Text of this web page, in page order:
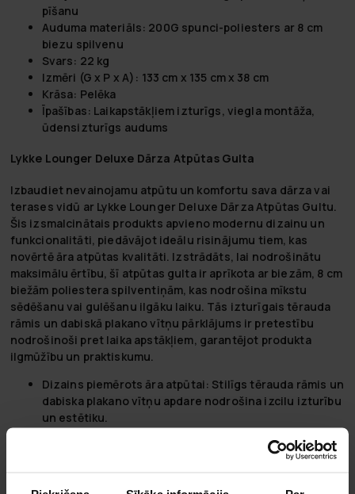
pīšanu
Auduma materiāls: 200G spunci-poliesters ar 8 cm
biezu spilvenu
Svars: 22 kg
Izmēri (G x P x A): 133 cm x 135 cm x 38 cm
Krāsa: Pelēka
Īpašības: Laikapstākļiem izturīgs, viegla montāža,
ūdensizturīgs audums
Lykke Lounger Deluxe Dārza Atpūtas Gulta
Izbaudiet nevainojamu atpūtu un komfortu sava dārza vai
terases vidū ar Lykke Lounger Deluxe Dārza Atpūtas Gultu.
Šis izsmalcinātais produkts apvieno modernu dizainu un
funkcionalitāti, piedāvājot ideālu risinājumu tiem, kas
novērtē āra atpūtas kvalitāti. Izstrādāts, lai nodrošinātu
maksimālu ērtību, šī atpūtas gulta ir aprīkota ar biezām, 8 cm
biežām poliestera spilventiņām, kas nodrošina mīkstu
sēdēšanu vai gulēšanu ilgāku laiku. Tās izturīgais tērauda
rāmis un dabiskā plakano vītņu pārklājums ir pretestību
nodrošinoši pret laika apstākļiem, garantējot produkta
ilgmūžību un praktiskumu.
Dizains piemērots āra atpūtai: Stilīgs tērauda rāmis un
dabiska plakano vītņu apdare nodrošina izcilu izturību
un estētiku.
komfortu, padarot atpūtu vēl patīkamāku.